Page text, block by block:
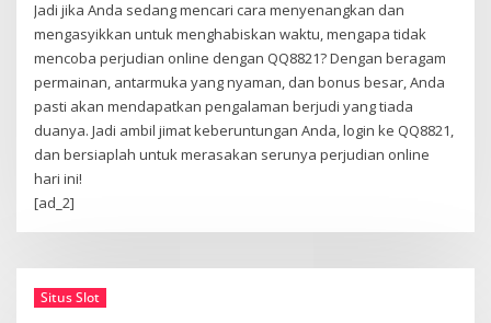
Jadi jika Anda sedang mencari cara menyenangkan dan
mengasyikkan untuk menghabiskan waktu, mengapa tidak
mencoba perjudian online dengan QQ8821? Dengan beragam
permainan, antarmuka yang nyaman, dan bonus besar, Anda
pasti akan mendapatkan pengalaman berjudi yang tiada
duanya. Jadi ambil jimat keberuntungan Anda, login ke QQ8821,
dan bersiaplah untuk merasakan serunya perjudian online
hari ini!
[ad_2]
Situs Slot